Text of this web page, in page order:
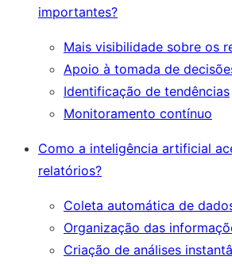
importantes?
Mais visibilidade sobre os
Apoio à tomada de
Identificação de tendências
Monitoramento contínuo
Como a inteligência artificial
relatórios?
Coleta automática de
Organização das
Criação de análises